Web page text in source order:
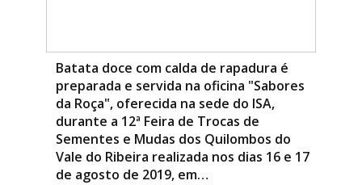
Batata doce com calda de rapadura é
preparada e servida na oficina "Sabores
da Roça", oferecida na sede do ISA,
durante a 12ª Feira de Trocas de
Sementes e Mudas dos Quilombos do
Vale do Ribeira realizada nos dias 16 e 17
de agosto de 2019, em…